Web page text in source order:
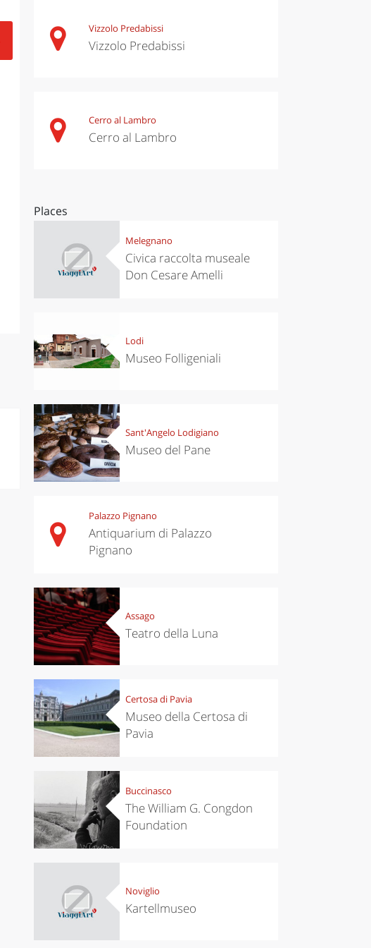
Vizzolo Predabissi
Vizzolo Predabissi
Cerro al Lambro
Cerro al Lambro
Places
Melegnano
Civica raccolta museale
Don Cesare Amelli
Lodi
Museo Folligeniali
Sant'Angelo Lodigiano
Museo del Pane
Palazzo Pignano
Antiquarium di Palazzo
Pignano
Assago
Teatro della Luna
Certosa di Pavia
Museo della Certosa di
Pavia
Buccinasco
The William G. Congdon
Foundation
Noviglio
Kartellmuseo